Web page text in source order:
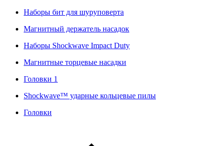
Наборы бит для шуруповерта
Магнитный держатель насадок
Наборы Shockwave Impact Duty
Магнитные торцевые насадки
Головки 1
Shockwave™ ударные кольцевые пилы
Головки